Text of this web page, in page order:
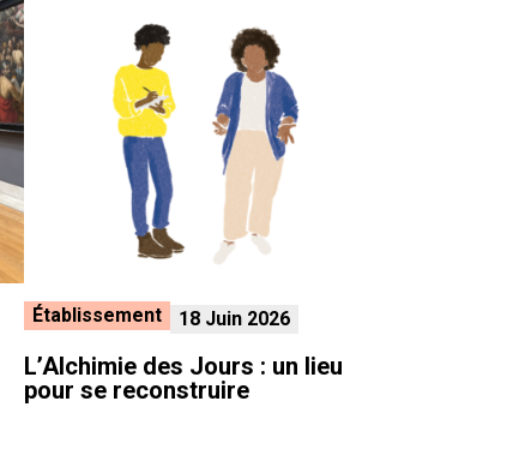
Établissement 18 Juin 2026
L’Alchimie des Jours : un lieu
pour se reconstruire